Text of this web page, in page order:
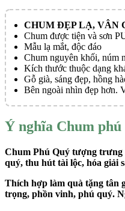
CHUM ĐẸP LẠ, VÂN
Chum được tiện và sơn
Mẫu lạ mắt, độc đáo
Chum nguyên khối, núm
Kích thước thuộc dạng
Gỗ già, sáng đẹp, hồng
Bên ngoài nhìn đẹp hơn.
Ý nghĩa Chum
Chum Phú Quý tượng trưng
quý, thu hút tài lộc, hóa giải
Thích hợp làm quà tặng tân
trọng, phồn vinh, phú quý.